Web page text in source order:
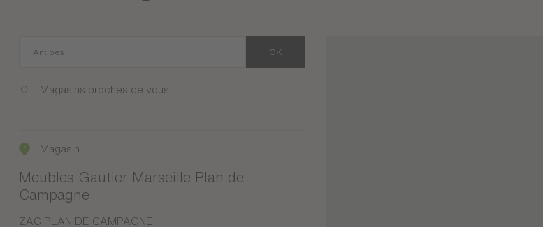
OK
Magasins proches de vous
Magasin
Meubles Gautier Marseille Plan de
Campagne
ZAC PLAN DE CAMPAGNE